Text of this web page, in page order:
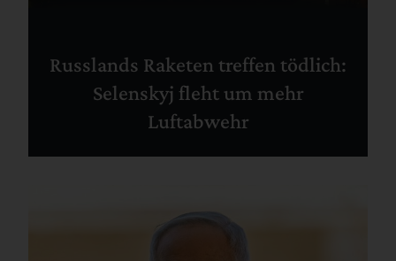
Russlands Raketen treffen tödlich:
Selenskyj fleht um mehr
Luftabwehr